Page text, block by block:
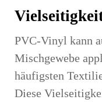
PVC-Vinyl kann
Mischgewebe
häufigsten
Diese